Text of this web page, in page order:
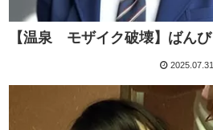
【温泉 モザイク破壊】ばんび
2025.07.31